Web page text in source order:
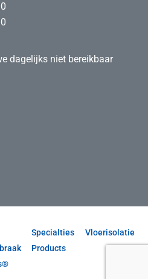
dagelijks niet bereikbaar
Specialties
Products
Vloerisolatie